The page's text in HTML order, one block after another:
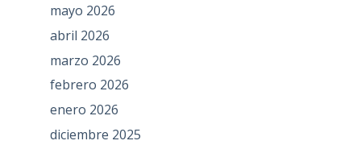
mayo 2026
abril 2026
marzo 2026
febrero 2026
enero 2026
diciembre 2025